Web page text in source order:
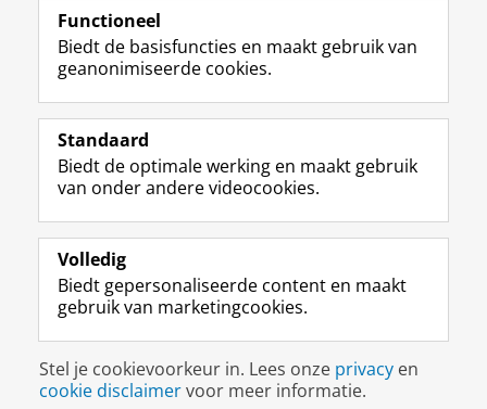
Volg de RUG
F
a
e
b
o
p
a
i
n
a
L
i
k
e
I
-
p
g
i
n
R
S
-
f
e
R
k
s
u
I
n
t
r
m
c
c
o
Y
o
T
e
k
a
a
Studiekiezers
Alumni
Over ons
Disclaimer & Copyright
Inloggen
Functioneel
Biedt de basisfuncties en maakt gebruik van
geanonimiseerde cookies.
Standaard
Biedt de optimale werking en maakt gebruik
van onder andere videocookies.
Volledig
Biedt gepersonaliseerde content en maakt
gebruik van marketingcookies.
Stel je cookievoorkeur in. Lees onze privacy en
cookie disclaimervoor meer informatie.